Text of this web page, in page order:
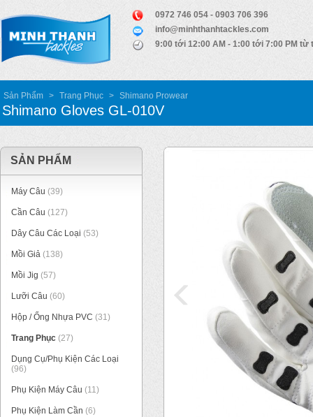
0972 746 054 - 0903 706 396
info@minhthanhtackles.com
9:00 tới 12:00 AM - 1:00 tới 7:00 PM từ
Sản Phẩm > Trang Phục > Shimano Prowear
Shimano Gloves GL-010V
SẢN PHẨM
Máy Câu (39)
Cần Câu (127)
Dây Câu Các Loại (53)
Mồi Giả (138)
Mồi Jig (57)
Lưỡi Câu (60)
Hộp / Ống Nhựa PVC (31)
Trang Phục (27)
Dụng Cụ/Phụ Kiện Các Loại
(96)
Phụ Kiện Máy Câu (11)
Phụ Kiện Làm Cần (6)